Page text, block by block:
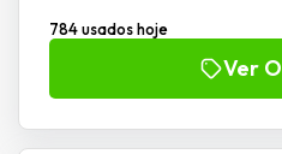
784 usados hoje
Ver